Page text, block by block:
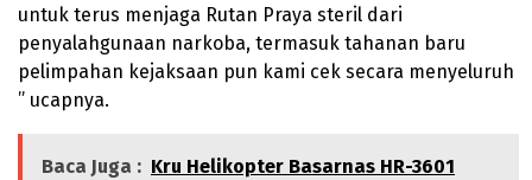
untuk terus menjaga Rutan Praya steril dari
penyalahgunaan narkoba, termasuk tahanan baru
pelimpahan kejaksaan pun kami cek secara menyeluruh
” ucapnya.
Baca Juga : Kru Helikopter Basarnas HR-3601